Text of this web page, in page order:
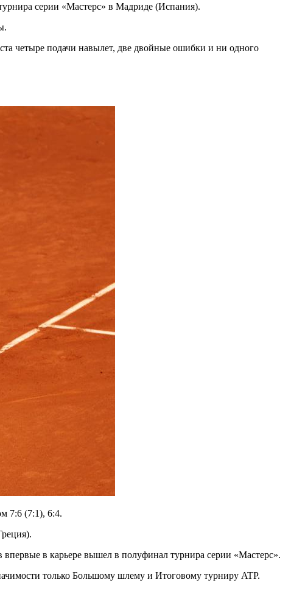
серии «Мастерс» в Мадриде (Испания).
четыре подачи навылет, две двойные ошибки и ни одного
7:6 (7:1), 6:4.
в карьере вышел в полуфинал турнира серии «Мастерс».
только Большому шлему и Итоговому турниру ATP.